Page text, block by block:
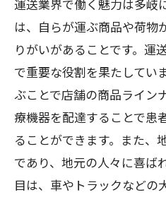
運送業界で働く魅力は多岐
は、自らが運ぶ商品や荷物
りがいがあることです。運
で重要な役割を果たしてい
ぶことで店舗の商品ライン
療機器を配達することで患
ることができます。また、
であり、地元の人々に喜ば
目は、車やトラックなどの